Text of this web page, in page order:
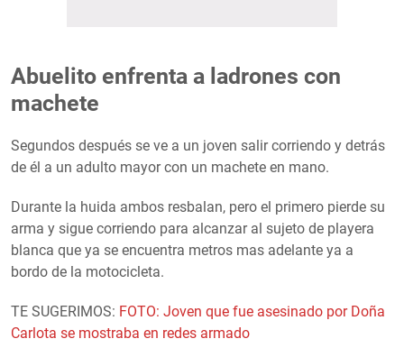
Abuelito enfrenta a ladrones con
machete
Segundos después se ve a un joven salir corriendo y detrás
de él a un adulto mayor con un machete en mano.
Durante la huida ambos resbalan, pero el primero pierde su
arma y sigue corriendo para alcanzar al sujeto de playera
blanca que ya se encuentra metros mas adelante ya a
bordo de la motocicleta.
TE SUGERIMOS: FOTO: Joven que fue asesinado por Doña
Carlota se mostraba en redes armado